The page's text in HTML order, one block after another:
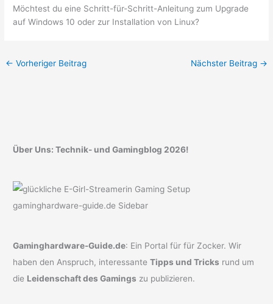
Möchtest du eine Schritt-für-Schritt-Anleitung zum Upgrade
auf Windows 10 oder zur Installation von Linux?
← Vorheriger Beitrag Nächster Beitrag →
Über Uns: Technik- und Gamingblog 2026!
Gaminghardware-Guide.de: Ein Portal für für Zocker. Wir
haben den Anspruch, interessanteTipps und Tricks rund um
die Leidenschaft des Gamings zu publizieren.